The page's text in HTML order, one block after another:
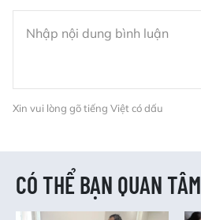
Xin vui lòng gõ tiếng Việt có dấu
CÓ THỂ BẠN QUAN TÂM